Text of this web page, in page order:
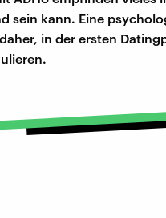
sein kann. Eine
in der ersten